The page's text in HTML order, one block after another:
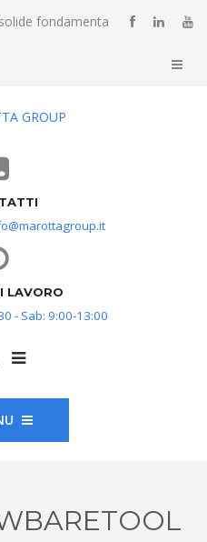
fondamenta
LAVORO
- Sab: 9:00-13:00